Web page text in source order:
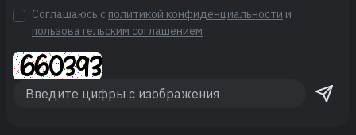
Соглашаюсь с политикой конфиденциальности и
пользовательским соглашением